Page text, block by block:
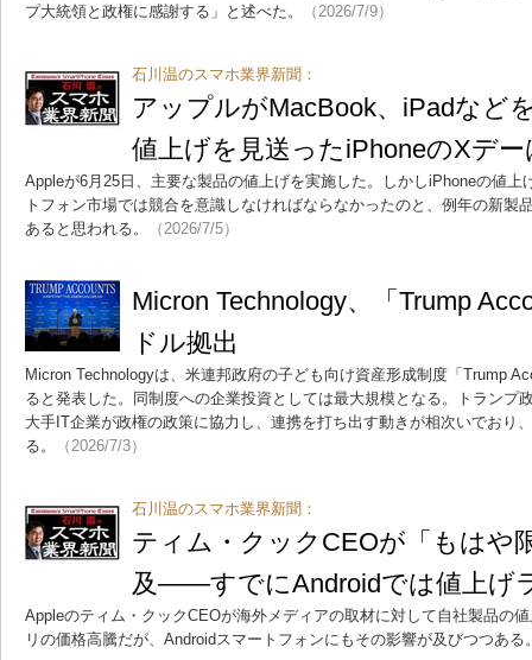
プ大統領と政権に感謝する」と述べた。
（2026/7/9）
石川温のスマホ業界新聞：
アップルがMacBook、iPadな
値上げを見送ったiPhoneのXデ
Appleが6月25日、主要な製品の値上げを実施した。しかしiPhoneの値上
トフォン市場では競合を意識しなければならなかったのと、例年の新製
あると思われる。
（2026/7/5）
Micron Technology、「Trump
ドル拠出
Micron Technologyは、米連邦政府の子ども向け資産形成制度「Trump
ると発表した。同制度への企業投資としては最大規模となる。トランプ
大手IT企業が政権の政策に協力し、連携を打ち出す動きが相次いでおり
る。
（2026/7/3）
石川温のスマホ業界新聞：
ティム・クックCEOが「もはや
及――すでにAndroidでは値上げ
Appleのティム・クックCEOが海外メディアの取材に対して自社製品の
リの価格高騰だが、Androidスマートフォンにもその影響が及びつつある